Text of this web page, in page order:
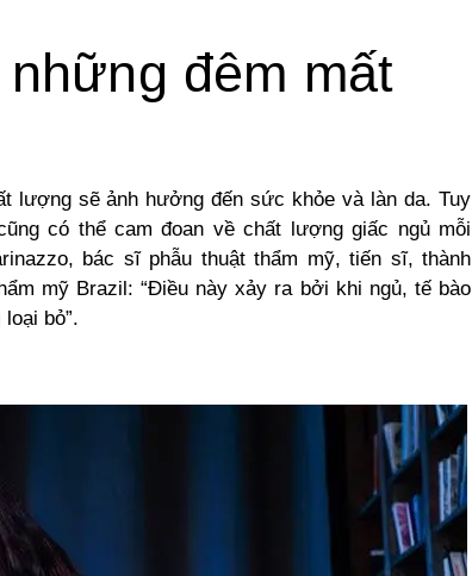
đêm mất
lượng sẽ ảnh hưởng đến sức khỏe và làn da. Tuy
có thể cam đoan về chất lượng giấc ngủ mỗi
bác sĩ phẫu thuật thẩm mỹ, tiến sĩ, thành
mỹ Brazil: “Điều này xảy ra bởi khi ngủ, tế bào
bỏ”.